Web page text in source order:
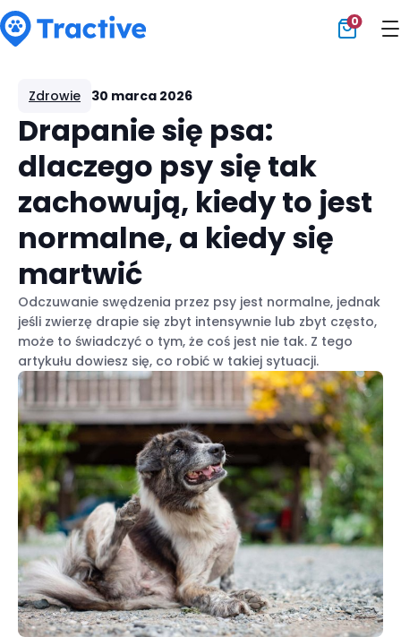
0
Zdrowie 30 marca 2026
Drapanie się psa:
dlaczego psy się tak
zachowują, kiedy to jest
normalne, a kiedy się
martwić
Odczuwanie swędzenia przez psy jest normalne, jednak
jeśli zwierzę drapie się zbyt intensywnie lub zbyt często,
może to świadczyć o tym, że coś jest nie tak. Z tego
artykułu dowiesz się, co robić w takiej sytuacji.